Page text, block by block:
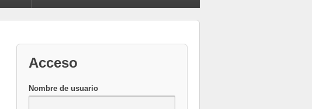
Acceso
Nombre de usuario